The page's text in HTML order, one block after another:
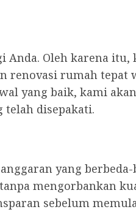
Anda. Oleh karena
renovasi rumah tepat
yang baik, kami
telah disepakati.
yang berbeda-
mengorbankan
sebelum